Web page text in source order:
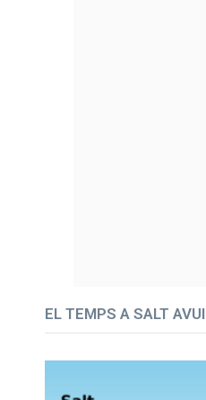
EL TEMPS A SALT AVUI